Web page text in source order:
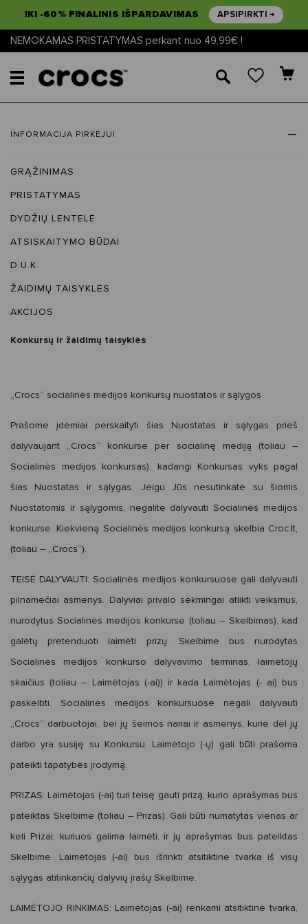
IKI -60% FINALINIS IŠPARDAVIMAS APSIPIRKTI →
NEMOKAMAS PRISTATYMAS perkant nuo 49,99€ !
🔎
INFORMACIJA PIRKĖJUI
GRĄŽINIMAS
PRISTATYMAS
DYDŽIŲ LENTELĖ
ATSISKAITYMO BŪDAI
D.U.K.
ŽAIDIMŲ TAISYKLĖS
AKCIJOS
Konkursų ir žaidimų taisyklės
„Crocs“ socialinės medijos konkursų nuostatos ir sąlygos
Prašome įdėmiai perskaityti šias Nuostatas ir sąlygas prieš
dalyvaujant „Crocs“ konkurse per socialinę mediją (toliau –
Socialinės medijos konkursas), kadangi Konkursas vyks pagal
šias Nuostatas ir sąlygas. Jeigu Jūs nesutinkate su šiomis
Nuostatomis ir sąlygomis, negalite dalyvauti Socialinės medijos
konkurse. Kiekvieną Socialinės medijos konkursą skelbia Croc. lt,
(toliau – „Crocs“).
TEISĖ DALYVAUTI: Socialinės medijos konkursuose gali dalyvauti
pilnamečiai asmenys. Dalyviai privalo sėkmingai atlikti veiksmus,
nurodytus Socialinės medijos konkurse (toliau – Skelbimas), kad
galėtų pretenduoti laimėti prizų. Skelbime bus nurodytas
Socialinės medijos konkurso dalyvavimo terminas, laimėtojų
skaičius (toliau – Laimėtojas (-ai)) ir kada Laimėtojas (- ai) bus
paskelbti. Socialinės medijos konkursuose negali dalyvauti
„Crocs“ darbuotojai, bei jų šeimos nariai ir asmenys, kurie dėl jų
darbo yra susiję su Konkursu. Laimėtojo (-ų) gali būti prašoma
pateikti tapatybės įrodymą.
PRIZAS: Laimėtojas (-ai) turi teisę gauti prizą, kurio aprašymas bus
pateiktas Skelbime (toliau – Prizas). Gali būti numatytas vienas ar
keli Prizai, kuriuos galima laimėti, ir jų aprašymas bus pateiktas
Skelbime. Laimėtojas (-ai) bus išrinkti atsitiktine tvarka iš visų
sąlygas atitinkančių dalyvių įrašų Skelbime.
LAIMĖTOJO RINKIMAS: Laimėtojas (-ai) renkami atsitiktine tvarka,